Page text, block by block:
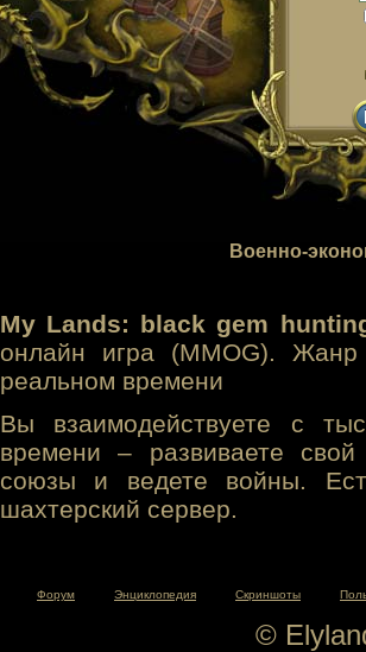
Военно-
My Lands: black gem
онлайн игра (MMOG). Жанр
реальном времени
Вы взаимодействуете с
времени – развиваете свой
союзы и ведете войны.
шахтерский сервер.
Форум Энциклопедия Скриншоты
©